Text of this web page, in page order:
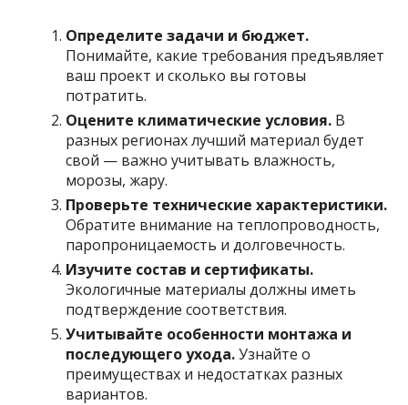
Определите задачи и бюджет.
Понимайте, какие требования предъявляет
ваш проект и сколько вы готовы
потратить.
Оцените климатические условия. В
разных регионах лучший материал будет
свой — важно учитывать влажность,
морозы, жару.
Проверьте технические характеристики.
Обратите внимание на теплопроводность,
паропроницаемость и долговечность.
Изучите состав и сертификаты.
Экологичные материалы должны иметь
подтверждение соответствия.
Учитывайте особенности монтажа и
последующего ухода.Узнайте о
преимуществах и недостатках разных
вариантов.